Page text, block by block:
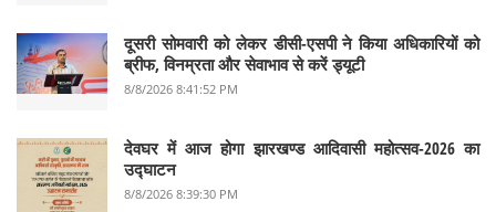
दूसरी सोमवारी को लेकर डीसी-एसपी ने किया अधिकारियों को
ब्रीफ, विनम्रता और सेवाभाव से करें ड्यूटी
8/8/2026 8:41:52 PM
देवघर में आज होगा झारखण्ड आदिवासी महोत्सव-2026 का
उद्घाटन
8/8/2026 8:39:30 PM